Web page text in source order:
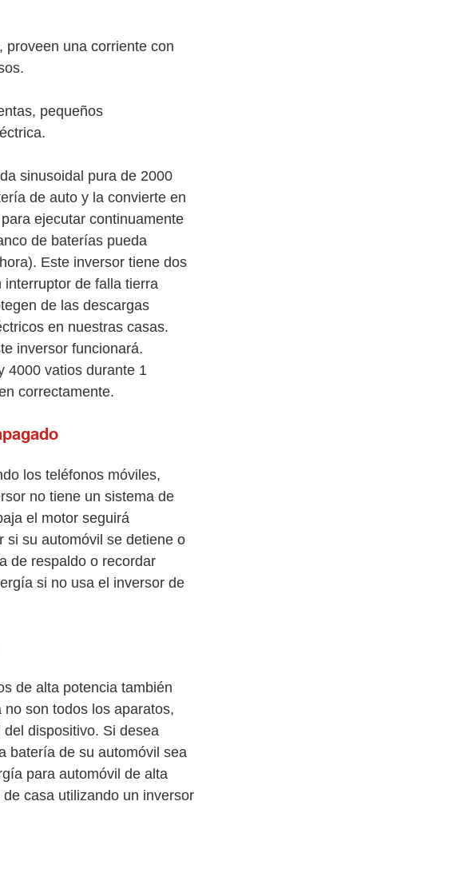
proveen una corriente con
pequeños
sinusoidal pura de 2000
de auto y la convierte en
ejecutar continuamente
de baterías pueda
Este inversor tiene dos
interruptor de falla tierra
de las descargas
en nuestras casas.
inversor funcionará.
4000 vatios durante 1
correctamente.
los teléfonos móviles,
no tiene un sistema de
el motor seguirá
si su automóvil se detiene o
de respaldo o recordar
si no usa el inversor de
de alta potencia también
son todos los aparatos,
dispositivo. Si desea
batería de su automóvil sea
para automóvil de alta
casa utilizando un inversor